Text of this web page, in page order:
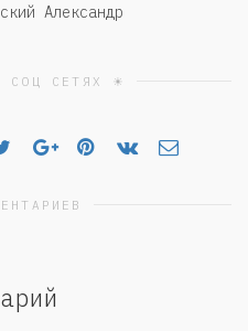
Александр
СОЦ СЕТЯХ ☀